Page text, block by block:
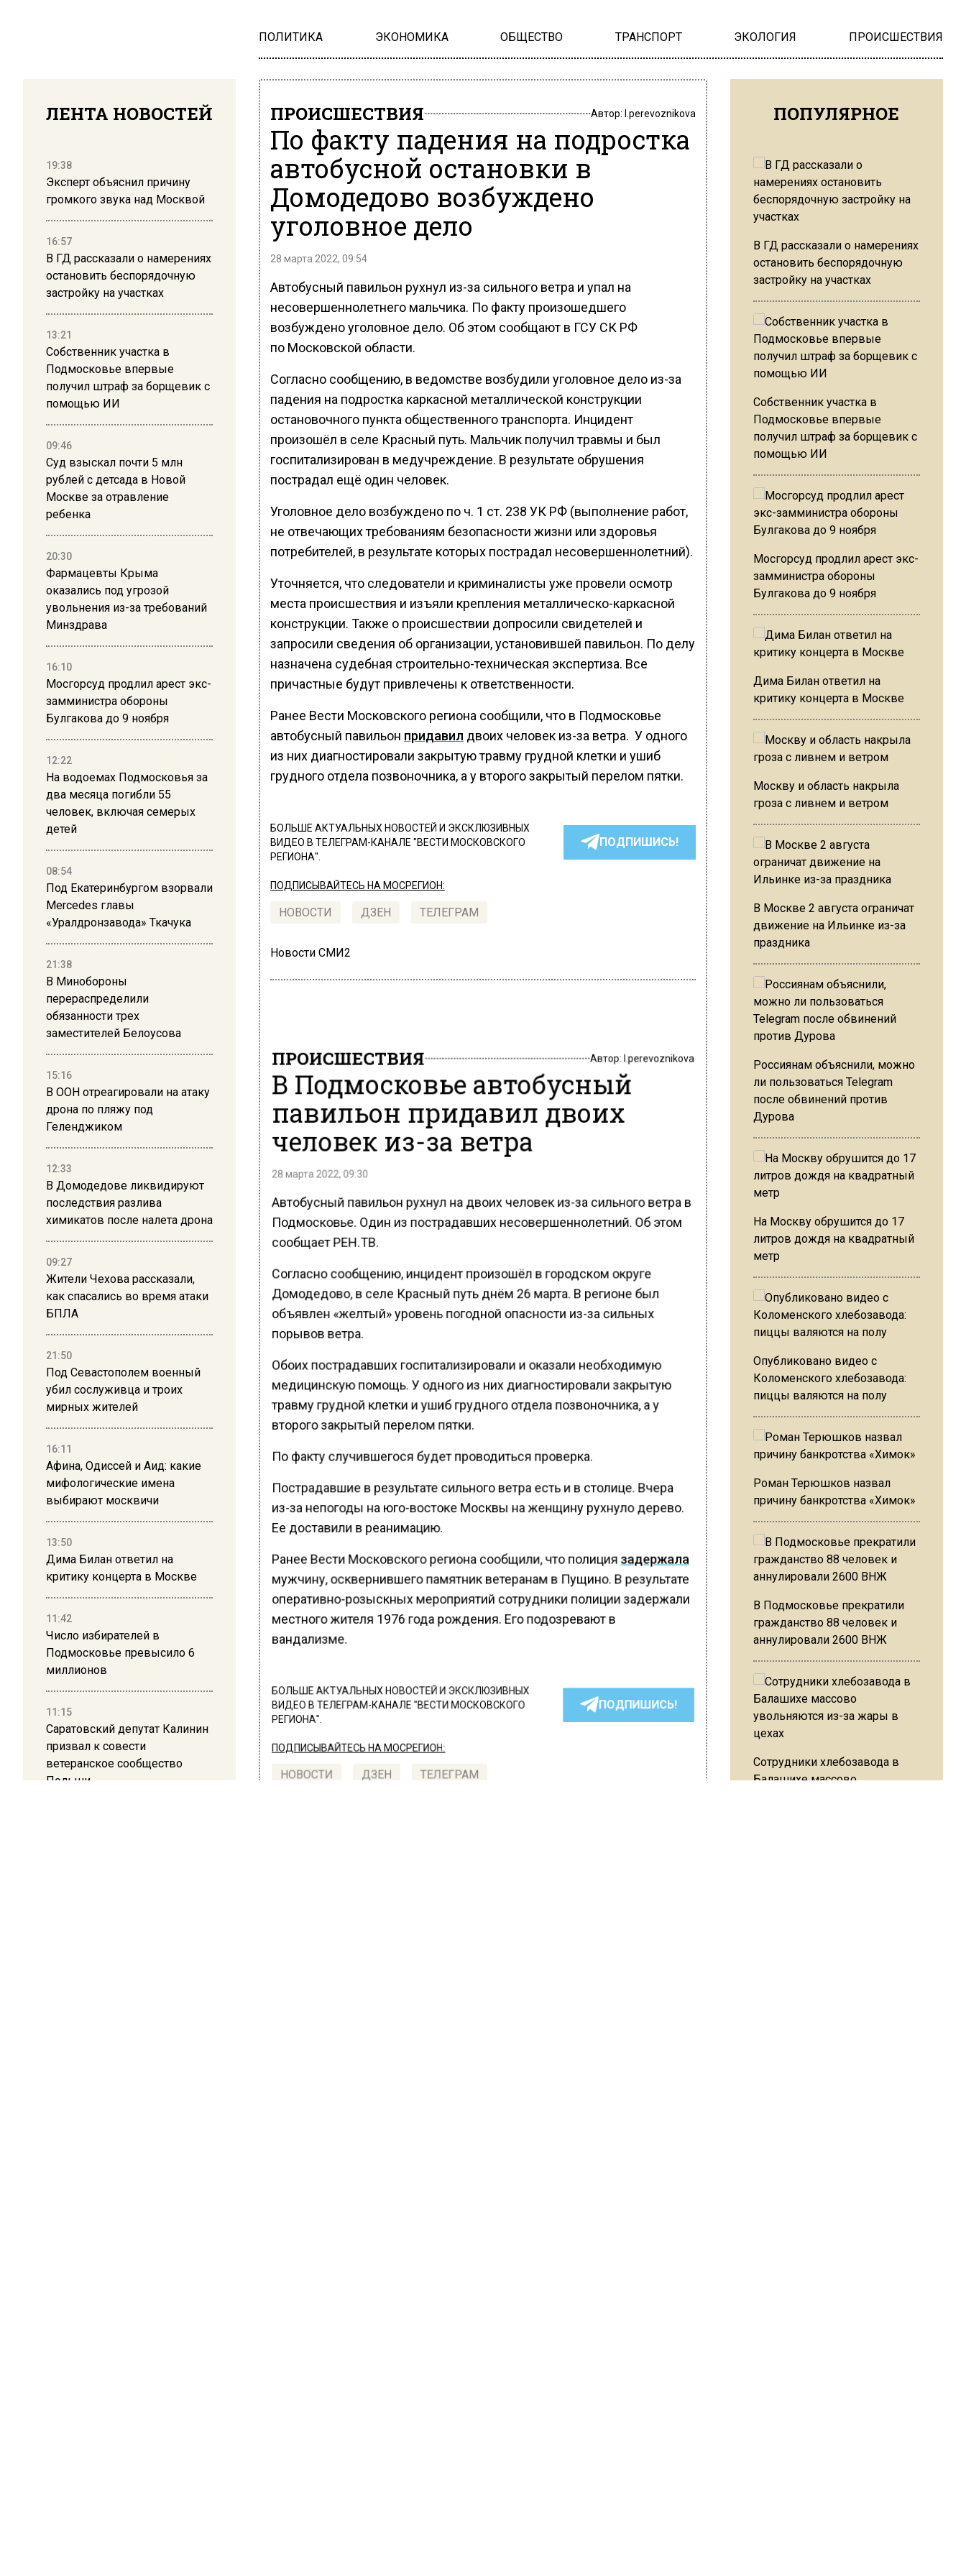
ПОЛИТИКА ЭКОНОМИКА ОБЩЕСТВО ТРАНСПОРТ ЭКОЛОГИЯ ПРОИСШЕСТВИЯ
ЛЕНТА НОВОСТЕЙ
19:38
Эксперт объяснил причину
громкого звука над Москвой
16:57
В ГД рассказали о намерениях
остановить беспорядочную
застройку на участках
13:21
Собственник участка в
Подмосковье впервые
получил штраф за борщевик с
помощью ИИ
09:46
Суд взыскал почти 5 млн
рублей с детсада в Новой
Москве за отравление
ребенка
20:30
Фармацевты Крыма
оказались под угрозой
увольнения из-за требований
Минздрава
16:10
Мосгорсуд продлил арест экс-
замминистра обороны
Булгакова до 9 ноября
12:22
На водоемах Подмосковья за
два месяца погибли 55
человек, включая семерых
детей
08:54
Под Екатеринбургом взорвали
Mercedes главы
«Уралдронзавода» Ткачука
21:38
В Минобороны
перераспределили
обязанности трех
заместителей Белоусова
15:16
В ООН отреагировали на атаку
дрона по пляжу под
Геленджиком
12:33
В Домодедове ликвидируют
последствия разлива
химикатов после налета дрона
09:27
Жители Чехова рассказали,
как спасались во время атаки
БПЛА
21:50
Под Севастополем военный
убил сослуживца и троих
мирных жителей
16:11
Афина, Одиссей и Аид: какие
мифологические имена
выбирают москвичи
13:50
Дима Билан ответил на
критику концерта в Москве
11:42
Число избирателей в
Подмосковье превысило 6
миллионов
11:15
Саратовский депутат Калинин
призвал к совести
ветеранское сообщество
Польши
ПРОИСШЕСТВИЯ Автор: l.perevoznikova
По факту падения на подростка
автобусной остановки в
Домодедово возбуждено
уголовное дело
28 марта 2022, 09:54
Автобусный павильон рухнул из-за сильного ветра и упал на
несовершеннолетнего мальчика. По факту произошедшего
возбуждено уголовное дело. Об этом сообщают в ГСУ СК РФ
по Московской области.
Согласно сообщению, в ведомстве возбудили уголовное дело из-за
падения на подростка каркасной металлической конструкции
остановочного пункта общественного транспорта. Инцидент
произошёл в селе Красный путь. Мальчик получил травмы и был
госпитализирован в медучреждение. В результате обрушения
пострадал ещё один человек.
Уголовное дело возбуждено по ч. 1 ст. 238 УК РФ (выполнение работ,
не отвечающих требованиям безопасности жизни или здоровья
потребителей, в результате которых пострадал несовершеннолетний).
Уточняется, что следователи и криминалисты уже провели осмотр
места происшествия и изъяли крепления металлическо-каркасной
конструкции. Также о происшествии допросили свидетелей и
запросили сведения об организации, установившей павильон. По делу
назначена судебная строительно-техническая экспертиза. Все
причастные будут привлечены к ответственности.
Ранее Вести Московского региона сообщили, что в Подмосковье
автобусный павильон придавил двоих человек из-за ветра. У одного
из них диагностировали закрытую травму грудной клетки и ушиб
грудного отдела позвоночника, а у второго закрытый перелом пятки.
БОЛЬШЕ АКТУАЛЬНЫХ НОВОСТЕЙ И ЭКСКЛЮЗИВНЫХ
ВИДЕО В ТЕЛЕГРАМ-КАНАЛЕ "ВЕСТИ МОСКОВСКОГО
РЕГИОНА".
ПОДПИШИСЬ!
ПОДПИСЫВАЙТЕСЬ НА МОСРЕГИОН:
НОВОСТИ ДЗЕН ТЕЛЕГРАМ
Новости СМИ2
ПРОИСШЕСТВИЯ Автор:l.perevoznikova
В Подмосковье автобусный
павильон придавил двоих
человек из-за ветра
28 марта 2022, 09:30
Автобусный павильон рухнул на двоих человек из-за сильного ветра в
Подмосковье. Один из пострадавших несовершеннолетний. Об этом
сообщает РЕН.ТВ.
Согласно сообщению, инцидент произошёл в городском округе
Домодедово, в селе Красный путь днём 26 марта. В регионе был
объявлен «желтый» уровень погодной опасности из-за сильных
порывов ветра.
Обоих пострадавших госпитализировали и оказали необходимую
медицинскую помощь. У одного из них диагностировали закрытую
травму грудной клетки и ушиб грудного отдела позвоночника, а у
второго закрытый перелом пятки.
По факту случившегося будет проводиться проверка.
Пострадавшие в результате сильного ветра есть и в столице. Вчера
из-за непогоды на юго-востоке Москвы на женщину рухнуло дерево.
Ее доставили в реанимацию.
Ранее Вести Московского региона сообщили, что полициязадержала
мужчину, осквернившего памятник ветеранам в Пущино. В результате
оперативно-розыскных мероприятий сотрудники полиции задержали
местного жителя 1976 года рождения. Его подозревают в
вандализме.
БОЛЬШЕ АКТУАЛЬНЫХ НОВОСТЕЙ И ЭКСКЛЮЗИВНЫХ
ВИДЕО В ТЕЛЕГРАМ-КАНАЛЕ "ВЕСТИ МОСКОВСКОГО
РЕГИОНА".
ПОДПИШИСЬ!
ПОДПИСЫВАЙТЕСЬ НА МОСРЕГИОН:
НОВОСТИ ДЗЕН ТЕЛЕГРАМ
ПОПУЛЯРНОЕ
В ГД рассказали о намерениях
остановить беспорядочную
застройку на участках
Собственник участка в
Подмосковье впервые
получил штраф за борщевик с
помощью ИИ
Мосгорсуд продлил арест экс-
замминистра обороны
Булгакова до 9 ноября
Дима Билан ответил на
критику концерта в Москве
Москву и область накрыла
гроза с ливнем и ветром
В Москве 2 августа ограничат
движение на Ильинке из-за
праздника
Россиянам объяснили, можно
ли пользоваться Telegram
после обвинений против
Дурова
На Москву обрушится до 17
литров дождя на квадратный
метр
Опубликовано видео с
Коломенского хлебозавода:
пиццы валяются на полу
Роман Терюшков назвал
причину банкротства «Химок»
В Подмосковье прекратили
гражданство 88 человек и
аннулировали 2600 ВНЖ
Сотрудники хлебозавода в
Балашихе массово